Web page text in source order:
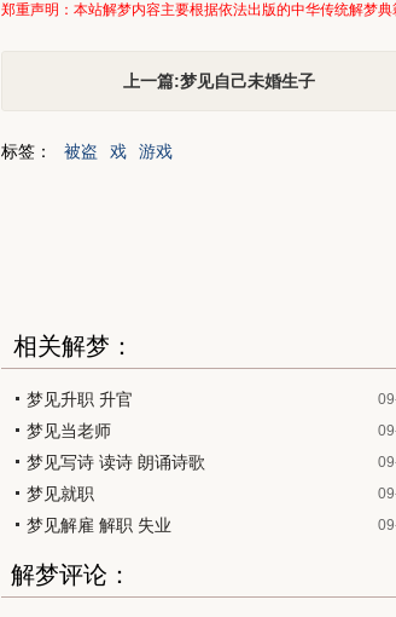
郑重声明：本站解梦内容主要根据依法出版的中华传统解梦
上一篇:梦见自己未婚生子
标签： 被盗 戏 游戏
相关解梦：
梦见升职 升官
梦见当老师
梦见写诗 读诗 朗诵诗歌
梦见就职
梦见解雇 解职 失业
解梦评论：